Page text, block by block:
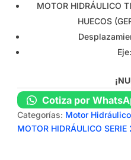
MOTOR HIDRÁULICO
HUECOS
Cotiza por
Categorías: Motor Hidráulico
MOTOR HIDRÁULICO